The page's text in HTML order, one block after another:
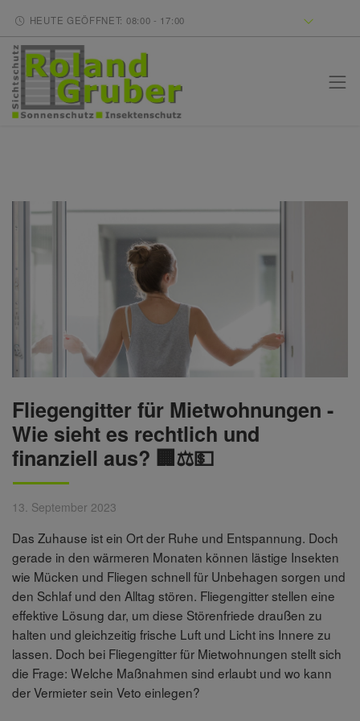
HEUTE GEÖFFNET: 08:00 - 17:00
Fliegengitter für Mietwohnungen -
Wie sieht es rechtlich und
finanziell aus? 🏢⚖️💵
13. September 2023
Das Zuhause ist ein Ort der Ruhe und Entspannung. Doch
gerade in den wärmeren Monaten können lästige Insekten
wie Mücken und Fliegen schnell für Unbehagen sorgen und
den Schlaf und den Alltag stören. Fliegengitter stellen eine
effektive Lösung dar, um diese Störenfriede draußen zu
halten und gleichzeitig frische Luft und Licht ins Innere zu
lassen. Doch bei Fliegengitter für Mietwohnungen stellt sich
die Frage: Welche Maßnahmen sind erlaubt und wo kann
der Vermieter sein Veto einlegen?